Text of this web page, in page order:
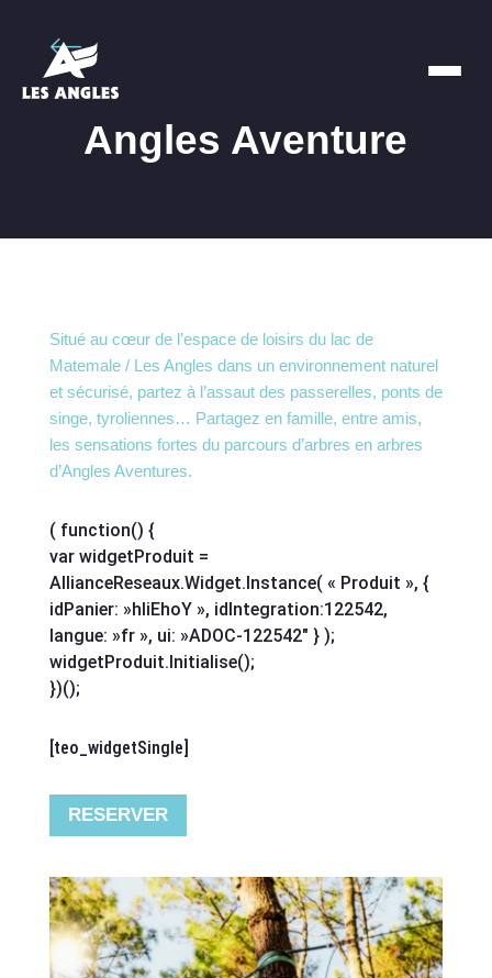
Angles Aventure
Situé au cœur de l’espace de loisirs du lac de
Matemale / Les Angles dans un environnement naturel
et sécurisé, partez à l’assaut des passerelles, ponts de
singe, tyroliennes… Partagez en famille, entre amis,
les sensations fortes du parcours d’arbres en arbres
d’Angles Aventures.
( function() {
var widgetProduit =
AllianceReseaux.Widget.Instance( « Produit », {
idPanier: »hliEhoY », idIntegration:122542,
langue: »fr », ui: »ADOC-122542″ } );
widgetProduit.Initialise();
})();
[teo_widgetSingle]
RESERVER